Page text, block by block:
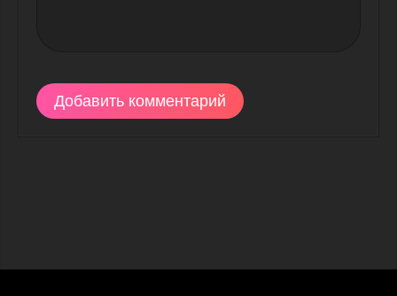
Добавить комментарий